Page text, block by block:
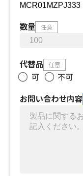
数量 任意
代替品 任意
可
不可
お問い合わせ内容